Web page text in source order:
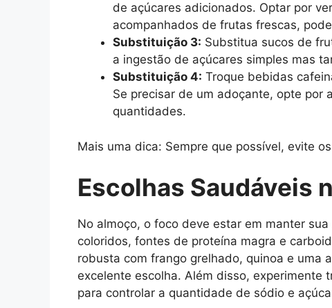
de açúcares adicionados. Optar por
acompanhados de frutas frescas,
Substituição 3: Substitua sucos de
a ingestão de açúcares simples mas
Substituição 4: Troque bebidas
Se precisar de um adoçante, opte por
quantidades.
Mais uma dica: Sempre que possível, evite
Escolhas Saudáveis
No almoço, o foco deve estar em manter
coloridos, fontes de proteína magra e
robusta com frango grelhado, quinoa e uma
excelente escolha. Além disso, experimente
para controlar a quantidade de sódio e